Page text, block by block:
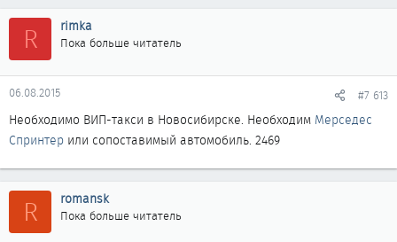
R rimka
Пока больше читатель
06.08.2015 #7 613
Необходимо ВИП-такси в Новосибирске. Необходим Мерседес
Спринтер или сопоставимый автомобиль. 2469
R romansk
Пока больше читатель